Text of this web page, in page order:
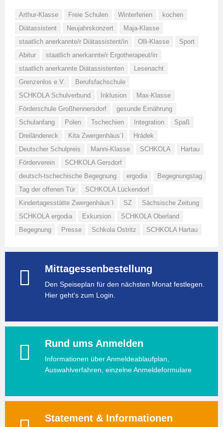
Arthur-Klasse Freie Schulen Winterferien
kochen
Diätassistent
Neujahrskonzert
Maja-Klasse
staatlich anerkannte/r Diätassistent/in
Olli-Klasse
Sport
Abitur
staatlich anerkannte/r Ergotherapeut/in
staatlich anerkannte Diätassistenten
Lesenacht
Grenzenlos e.V.
Berufsfachschule
SCHKOLA Schulverbund
Inklusion
Max-Klasse
Förderschule Großhennersdorf
gesunde Ernährung
Schulanfang
Polen Tschechien Integration
Spaß
Dreiländereck
Kita Zwergenhäus´l
Hrádek
Deutscher Schulpreis
Manni-Klasse SCHKOLA
Hartau
Förderverein
SCHKOLA Gersdorf
deutsch-tschechische Begegnung
ergodia
Begegnungstag
Tag der offenen Tür
SCHKOLA Lückendorf
Kindertagesstätte Zwergenhäus´l
SZ
Sächsische Zeitung
SCHKOLA ergodia
Exkursion
SCHKOLA Oberland
Begegnung
Presse Schkola Ostritz SCHKOLA Hartau
Mittagessenbestellung
Den Speiseplan für den nächsten Monat festlegen.
Hier geht's zum Login.
Rund ums Anmelden
Informationen über Anmeldeablaufplan,
Auswahlverfahren, einzelne Anmeldeformulare
Statement & Informationen